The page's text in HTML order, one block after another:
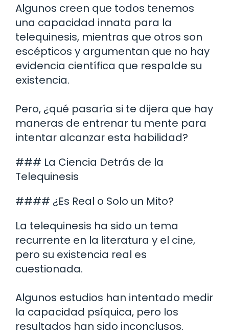
Algunos creen que todos tenemos
una capacidad innata para la
telequinesis, mientras que otros son
escépticos y argumentan que no hay
evidencia científica que respalde su
existencia.
Pero, ¿qué pasaría si te dijera que hay
maneras de entrenar tu mente para
intentar alcanzar esta habilidad?
### La Ciencia Detrás de la
Telequinesis
#### ¿Es Real o Solo un Mito?
La telequinesis ha sido un tema
recurrente en la literatura y el cine,
pero su existencia real es
cuestionada.
Algunos estudios han intentado medir
la capacidad psíquica, pero los
resultados han sido inconclusos.